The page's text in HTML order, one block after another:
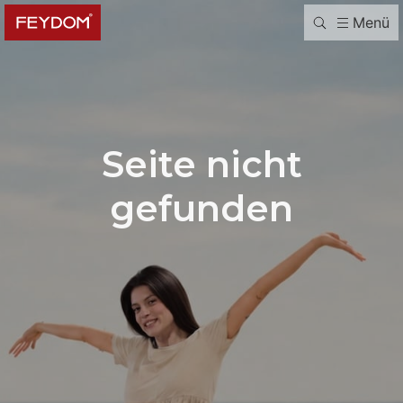
Menü
Seite nicht
gefunden